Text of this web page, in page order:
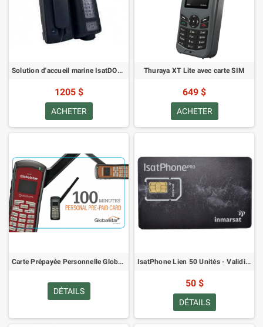
Solution d'accueil marine IsatDOCK
1205 $
ACHETER
Thuraya XT Lite avec carte SIM
649 $
ACHETER
Carte Prépayée Personnelle Globalstar 100
DÉTAILS
IsatPhone Lien 50 Unités - Validité 30 Jours
50 $
DÉTAILS